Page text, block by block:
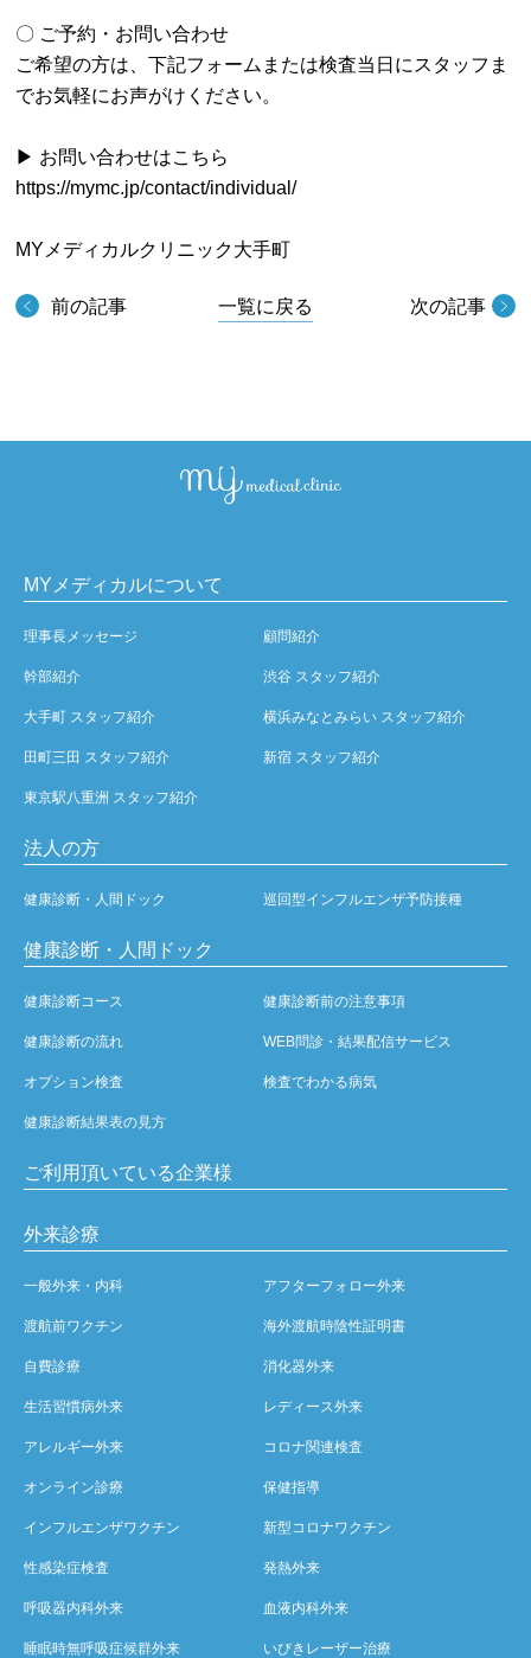
〇 ご予約・お問い合わせ
ご希望の方は、下記フォームまたは検査当日にスタッフま
でお気軽にお声がけください。
▶ お問い合わせはこちら
https://mymc.jp/contact/individual/
MYメディカルクリニック大手町
前の記事 一覧に戻る 次の記事
MYメディカルについて
理事長メッセージ 顧問紹介
幹部紹介 渋谷 スタッフ紹介
大手町 スタッフ紹介 横浜みなとみらい スタッフ紹介
田町三田 スタッフ紹介 新宿 スタッフ紹介
東京駅八重洲 スタッフ紹介
法人の方
健康診断・人間ドック 巡回型インフルエンザ予防接種
健康診断・人間ドック
健康診断コース 健康診断前の注意事項
健康診断の流れ WEB問診・結果配信サービス
オプション検査 検査でわかる病気
健康診断結果表の見方
ご利用頂いている企業様
外来診療
一般外来・内科 アフターフォロー外来
渡航前ワクチン 海外渡航時陰性証明書
自費診療 消化器外来
生活習慣病外来 レディース外来
アレルギー外来 コロナ関連検査
オンライン診療 保健指導
インフルエンザワクチン 新型コロナワクチン
性感染症検査 発熱外来
呼吸器内科外来 血液内科外来
睡眠時無呼吸症候群外来 いびきレーザー治療